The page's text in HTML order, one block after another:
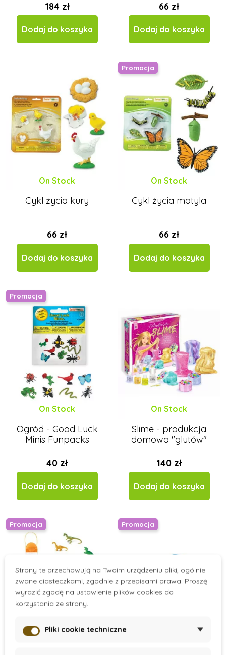
kąpielowe kule
184 zł
Dodaj do koszyka
66 zł
Dodaj do koszyka
On Stock
Cykl życia kury
66 zł
Dodaj do koszyka
Promocja
On Stock
Cykl życia motyla
66 zł
Dodaj do koszyka
Promocja
On Stock
Ogród - Good Luck
Minis Funpacks
40 zł
Dodaj do koszyka
On Stock
Slime - produkcja
domowa "glutów"
140 zł
Dodaj do koszyka
Promocja
On Stock
Promocja
Strony te przechowują na Twoim urządzeniu pliki, ogólnie
zwane ciasteczkami, zgodnie z przepisami prawa. Proszę
wyrazić zgodę na ustawienie plików cookies do
korzystania ze strony.
Pliki cookie techniczne